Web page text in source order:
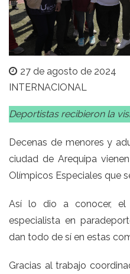
27 de agosto de 2024
INTERNACIONAL
Deportistas recibieron la
Decenas de menores y
ciudad de Arequipa
Olímpicos Especiales que
Así lo dio a conocer, el
especialista en
dan todo de sí en estas
Gracias al trabajo